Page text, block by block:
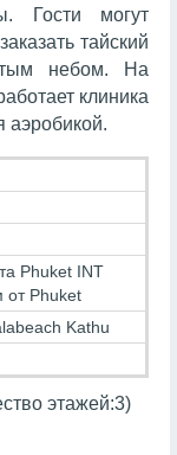
Гости могут
тайский
небом. На
клиника
аэробикой.
Phuket INT
от Phuket
Kathu
этажей:3)